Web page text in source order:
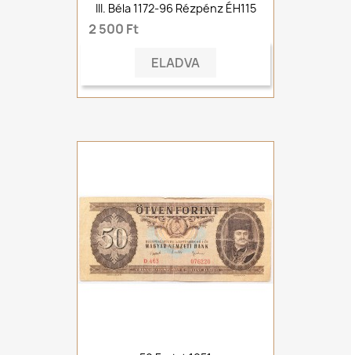
III. Béla 1172-96 Rézpénz ÉH115
2 500 Ft
ELADVA